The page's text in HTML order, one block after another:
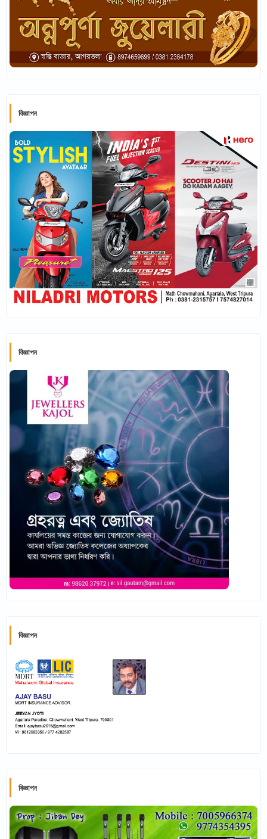
বিজ্ঞাপন
বিজ্ঞাপন
বিজ্ঞাপন
বিজ্ঞাপন